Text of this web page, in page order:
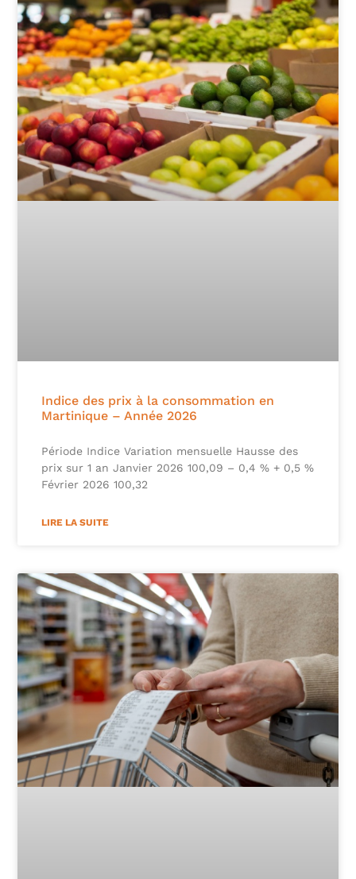
Indice des prix à la consommation en
Martinique – Année 2026
Période Indice Variation mensuelle Hausse des
prix sur 1 an Janvier 2026 100,09 – 0,4 % + 0,5 %
Février 2026 100,32
LIRE LA SUITE